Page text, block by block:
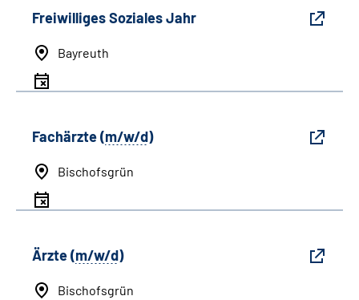
Freiwilliges Soziales Jahr
Bayreuth
Fachärzte (m/w/d)
Bischofsgrün
Ärzte (m/w/d)
Bischofsgrün